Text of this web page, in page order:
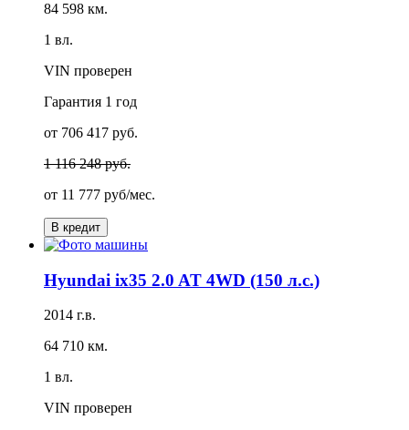
84 598 км.
1 вл.
VIN проверен
Гарантия 1 год
от 706 417 руб.
1 116 248 руб.
от 11 777 руб/мес.
В кредит
Hyundai ix35 2.0 AT 4WD (150 л.с.)
2014 г.в.
64 710 км.
1 вл.
VIN проверен